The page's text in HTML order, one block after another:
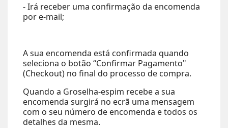
- Irá receber uma confirmação da encomenda
por e-mail;
A sua encomenda está confirmada quando
seleciona o botão “Confirmar Pagamento"
(Checkout) no final do processo de compra.
Quando a Groselha-espim recebe a sua
encomenda surgirá no ecrã uma mensagem
com o seu número de encomenda e todos os
detalhes da mesma.